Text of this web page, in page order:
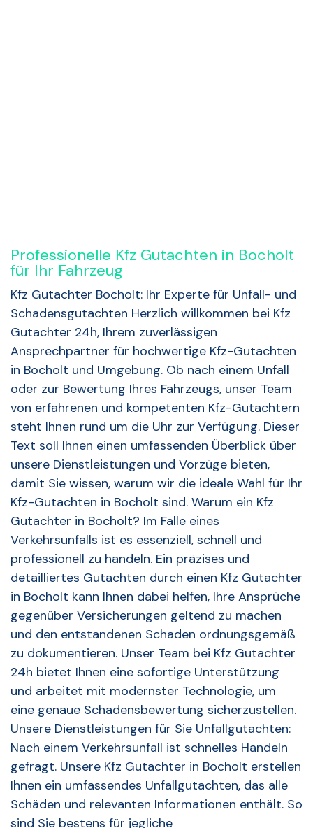
Professionelle Kfz Gutachten in Bocholt
für Ihr Fahrzeug
Kfz Gutachter Bocholt: Ihr Experte für Unfall- und
Schadensgutachten Herzlich willkommen bei Kfz
Gutachter 24h, Ihrem zuverlässigen
Ansprechpartner für hochwertige Kfz-Gutachten
in Bocholt und Umgebung. Ob nach einem Unfall
oder zur Bewertung Ihres Fahrzeugs, unser Team
von erfahrenen und kompetenten Kfz-Gutachtern
steht Ihnen rund um die Uhr zur Verfügung. Dieser
Text soll Ihnen einen umfassenden Überblick über
unsere Dienstleistungen und Vorzüge bieten,
damit Sie wissen, warum wir die ideale Wahl für Ihr
Kfz-Gutachten in Bocholt sind. Warum ein Kfz
Gutachter in Bocholt? Im Falle eines
Verkehrsunfalls ist es essenziell, schnell und
professionell zu handeln. Ein präzises und
detailliertes Gutachten durch einen Kfz Gutachter
in Bocholt kann Ihnen dabei helfen, Ihre Ansprüche
gegenüber Versicherungen geltend zu machen
und den entstandenen Schaden ordnungsgemäß
zu dokumentieren. Unser Team bei Kfz Gutachter
24h bietet Ihnen eine sofortige Unterstützung
und arbeitet mit modernster Technologie, um
eine genaue Schadensbewertung sicherzustellen.
Unsere Dienstleistungen für Sie Unfallgutachten:
Nach einem Verkehrsunfall ist schnelles Handeln
gefragt. Unsere Kfz Gutachter in Bocholt erstellen
Ihnen ein umfassendes Unfallgutachten, das alle
Schäden und relevanten Informationen enthält. So
sind Sie bestens für jegliche